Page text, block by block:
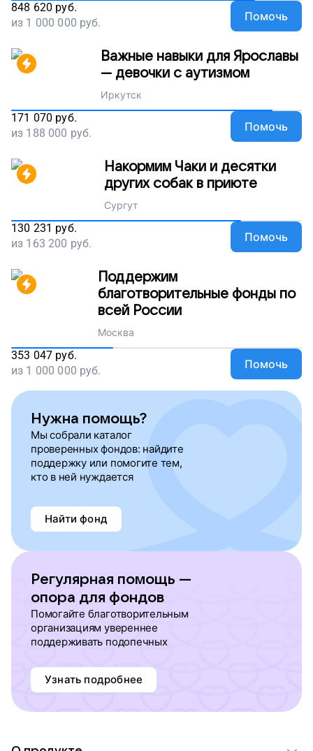
848 620 руб.
из 1 000 000 руб. Помочь
Важные навыки для Ярославы
— девочки с аутизмом
Иркутск
171 070 руб.
из 188 000 руб. Помочь
Накормим Чаки и десятки
других собак в приюте
Сургут
130 231 руб.
из 163 200 руб. Помочь
Поддержим
благотворительные фонды по
всей России
Москва
353 047 руб.
из 1 000 000 руб. Помочь
Нужна помощь?
Мы собрали каталог
проверенных фондов: найдите
поддержку или помогите тем,
кто в ней нуждается
Найти фонд
Регулярная помощь —
опора для фондов
Помогайте благотворительным
организациям увереннее
поддерживать подопечных
Узнать подробнее